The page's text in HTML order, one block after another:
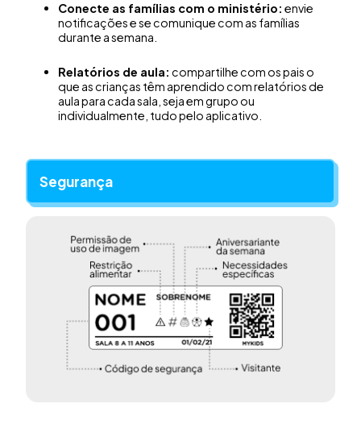
Conecte as famílias com o ministério: envie
notificações e se comunique com as famílias
durante a semana.
Relatórios de aula: compartilhe com os pais o
que as crianças têm aprendido com relatórios de
aula para cada sala, seja em grupo ou
individualmente, tudo pelo aplicativo.
Segurança